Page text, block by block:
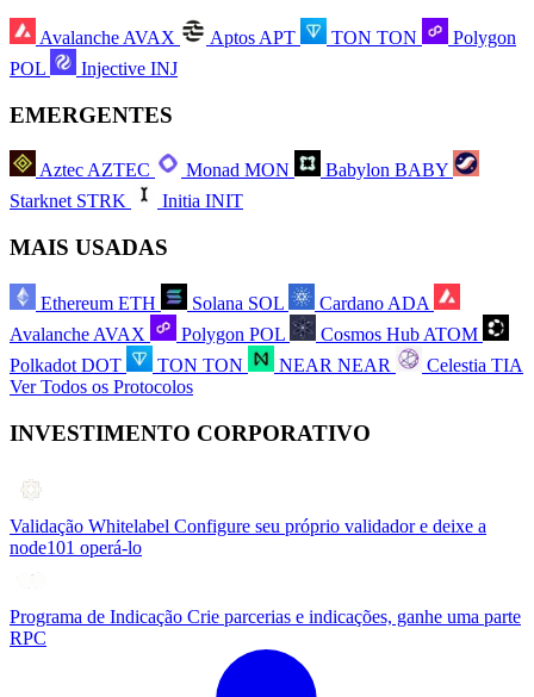
Avalanche AVAX Aptos APT TON TON
Polygon
POL
Injective INJ
EMERGENTES
AztecAZTEC Monad MON Babylon BABY
Starknet STRK Initia INIT
MAIS USADAS
Ethereum ETH Solana SOL Cardano ADA
Avalanche AVAX Polygon POL Cosmos Hub ATOM
Polkadot DOT TON TON NEAR NEAR Celestia TIA
Ver Todos os Protocolos
INVESTIMENTO CORPORATIVO
Validação Whitelabel Configure seu próprio validador e deixe a
node101 operá-lo
Programa de Indicação Crie parcerias e indicações, ganhe uma parte
RPC